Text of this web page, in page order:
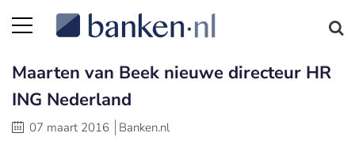
Maarten van Beek nieuwe directeur HR
ING Nederland
07 maart 2016 Banken.nl